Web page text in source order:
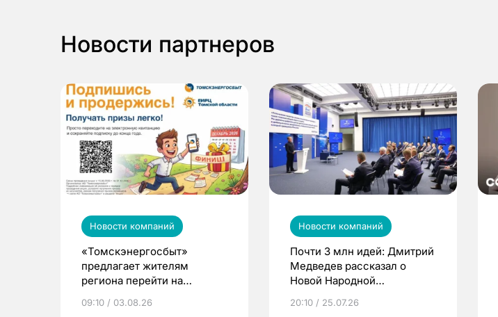
Новости партнеров
Новости компаний
«Томскэнергосбыт»
предлагает жителям
региона перейти на
выиграть призы
09:10 / 03.08.26
Новости компаний
Почти 3 млн идей: Дмитрий
Медведев рассказал о
Новой Народной
20:10 / 25.07.26